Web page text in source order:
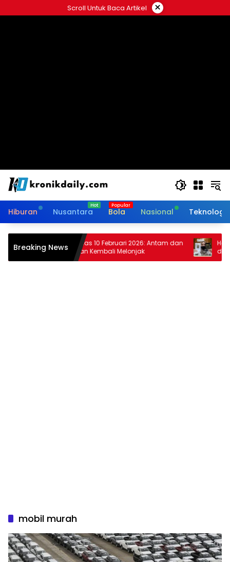
ke
Scroll Untuk Baca Artikel ×
Hiburan Nusantara Bola Nasional Teknologi
Breaking News
Harga Emas 10 Februari 2026: Antam dan
Pegadaian Kembali Melonjak
Harga
dan
mobil murah